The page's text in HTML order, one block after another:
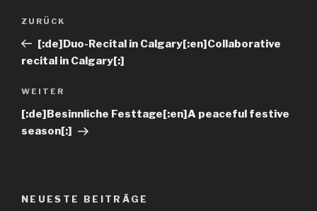
ZURÜCK
[:de]Duo-Recital in Calgary[:en]Collaborative
recital in Calgary[:]
WEITER
[:de]Besinnliche Festtage[:en]A peaceful festive
season[:]
NEUESTE BEITRÄGE